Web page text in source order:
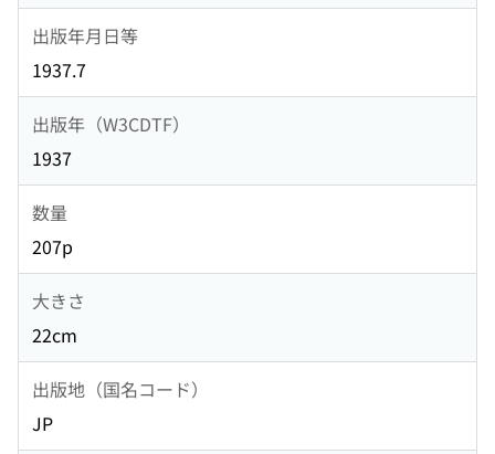
出版年月日等
1937.7
出版年（W3CDTF）
1937
数量
207p
大きさ
22cm
出版地（国名コード）
JP